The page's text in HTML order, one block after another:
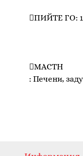
ПИЙТЕ ГО:
MACTH
: Печени,